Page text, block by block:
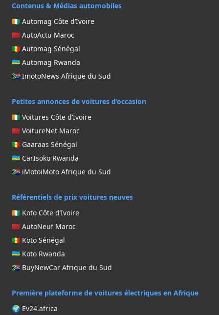
Contenus & Médias automobiles
🇨🇮 Automag Côte d’Ivoire
🇲🇦 AutoActu Maroc
🇸🇳 Automag Sénégal
🇷🇼 Automag Rwanda
🇿🇦 ImotoNews Afrique du Sud
Petites annonces de voitures d’occasion
🇨🇮 Voitures Côte d’Ivoire
🇲🇦 VoitureNet Maroc
🇸🇳 Gaaraas Sénégal
🇷🇼 CarIsoko Rwanda
🇿🇦 iMotoiMoto Afrique du Sud
Référentiels de prix voitures neuves
🇨🇮 Koto Côte d’Ivoire
🇲🇦 AutoNeuf Maroc
🇸🇳 Koto Sénégal
🇷🇼 Koto Rwanda
🇿🇦 BuyNewCar Afrique du Sud
Première plateforme de voitures électriques en Afrique
🌍 Ev24.africa